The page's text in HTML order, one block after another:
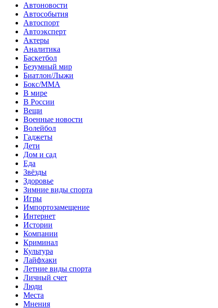
Автоновости
Автособытия
Автоспорт
Автоэксперт
Актеры
Аналитика
Баскетбол
Безумный мир
Биатлон/Лыжи
Бокс/MMA
В мире
В России
Вещи
Военные новости
Волейбол
Гаджеты
Дети
Дом и сад
Еда
Звёзды
Здоровье
Зимние виды спорта
Игры
Импортозамещение
Интернет
Истории
Компании
Криминал
Культура
Лайфхаки
Летние виды спорта
Личный счет
Люди
Места
Мнения